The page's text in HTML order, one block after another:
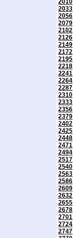
2010
2033
2056
2079
2102
2126
2149
2172
2195
2218
2241
2264
2287
2310
2333
2356
2379
2402
2425
2448
2471
2494
2517
2540
2563
2586
2609
2632
2655
2678
2701
2724
2747